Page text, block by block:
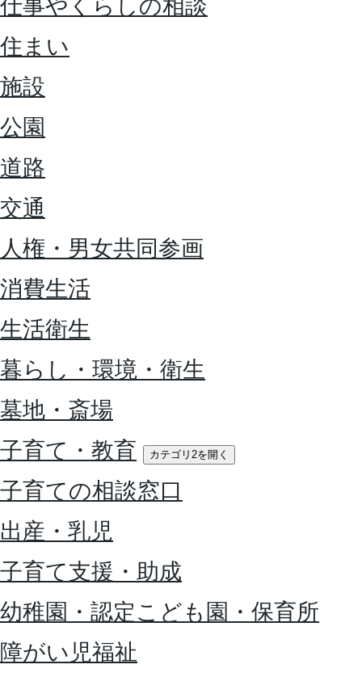
仕事やくらしの相談
住まい
施設
公園
道路
交通
人権・男女共同参画
消費生活
生活衛生
暮らし・環境・衛生
墓地・斎場
子育て・教育
カテゴリ2を開く
子育ての相談窓口
出産・乳児
子育て支援・助成
幼稚園・認定こども園・保育所
障がい児福祉